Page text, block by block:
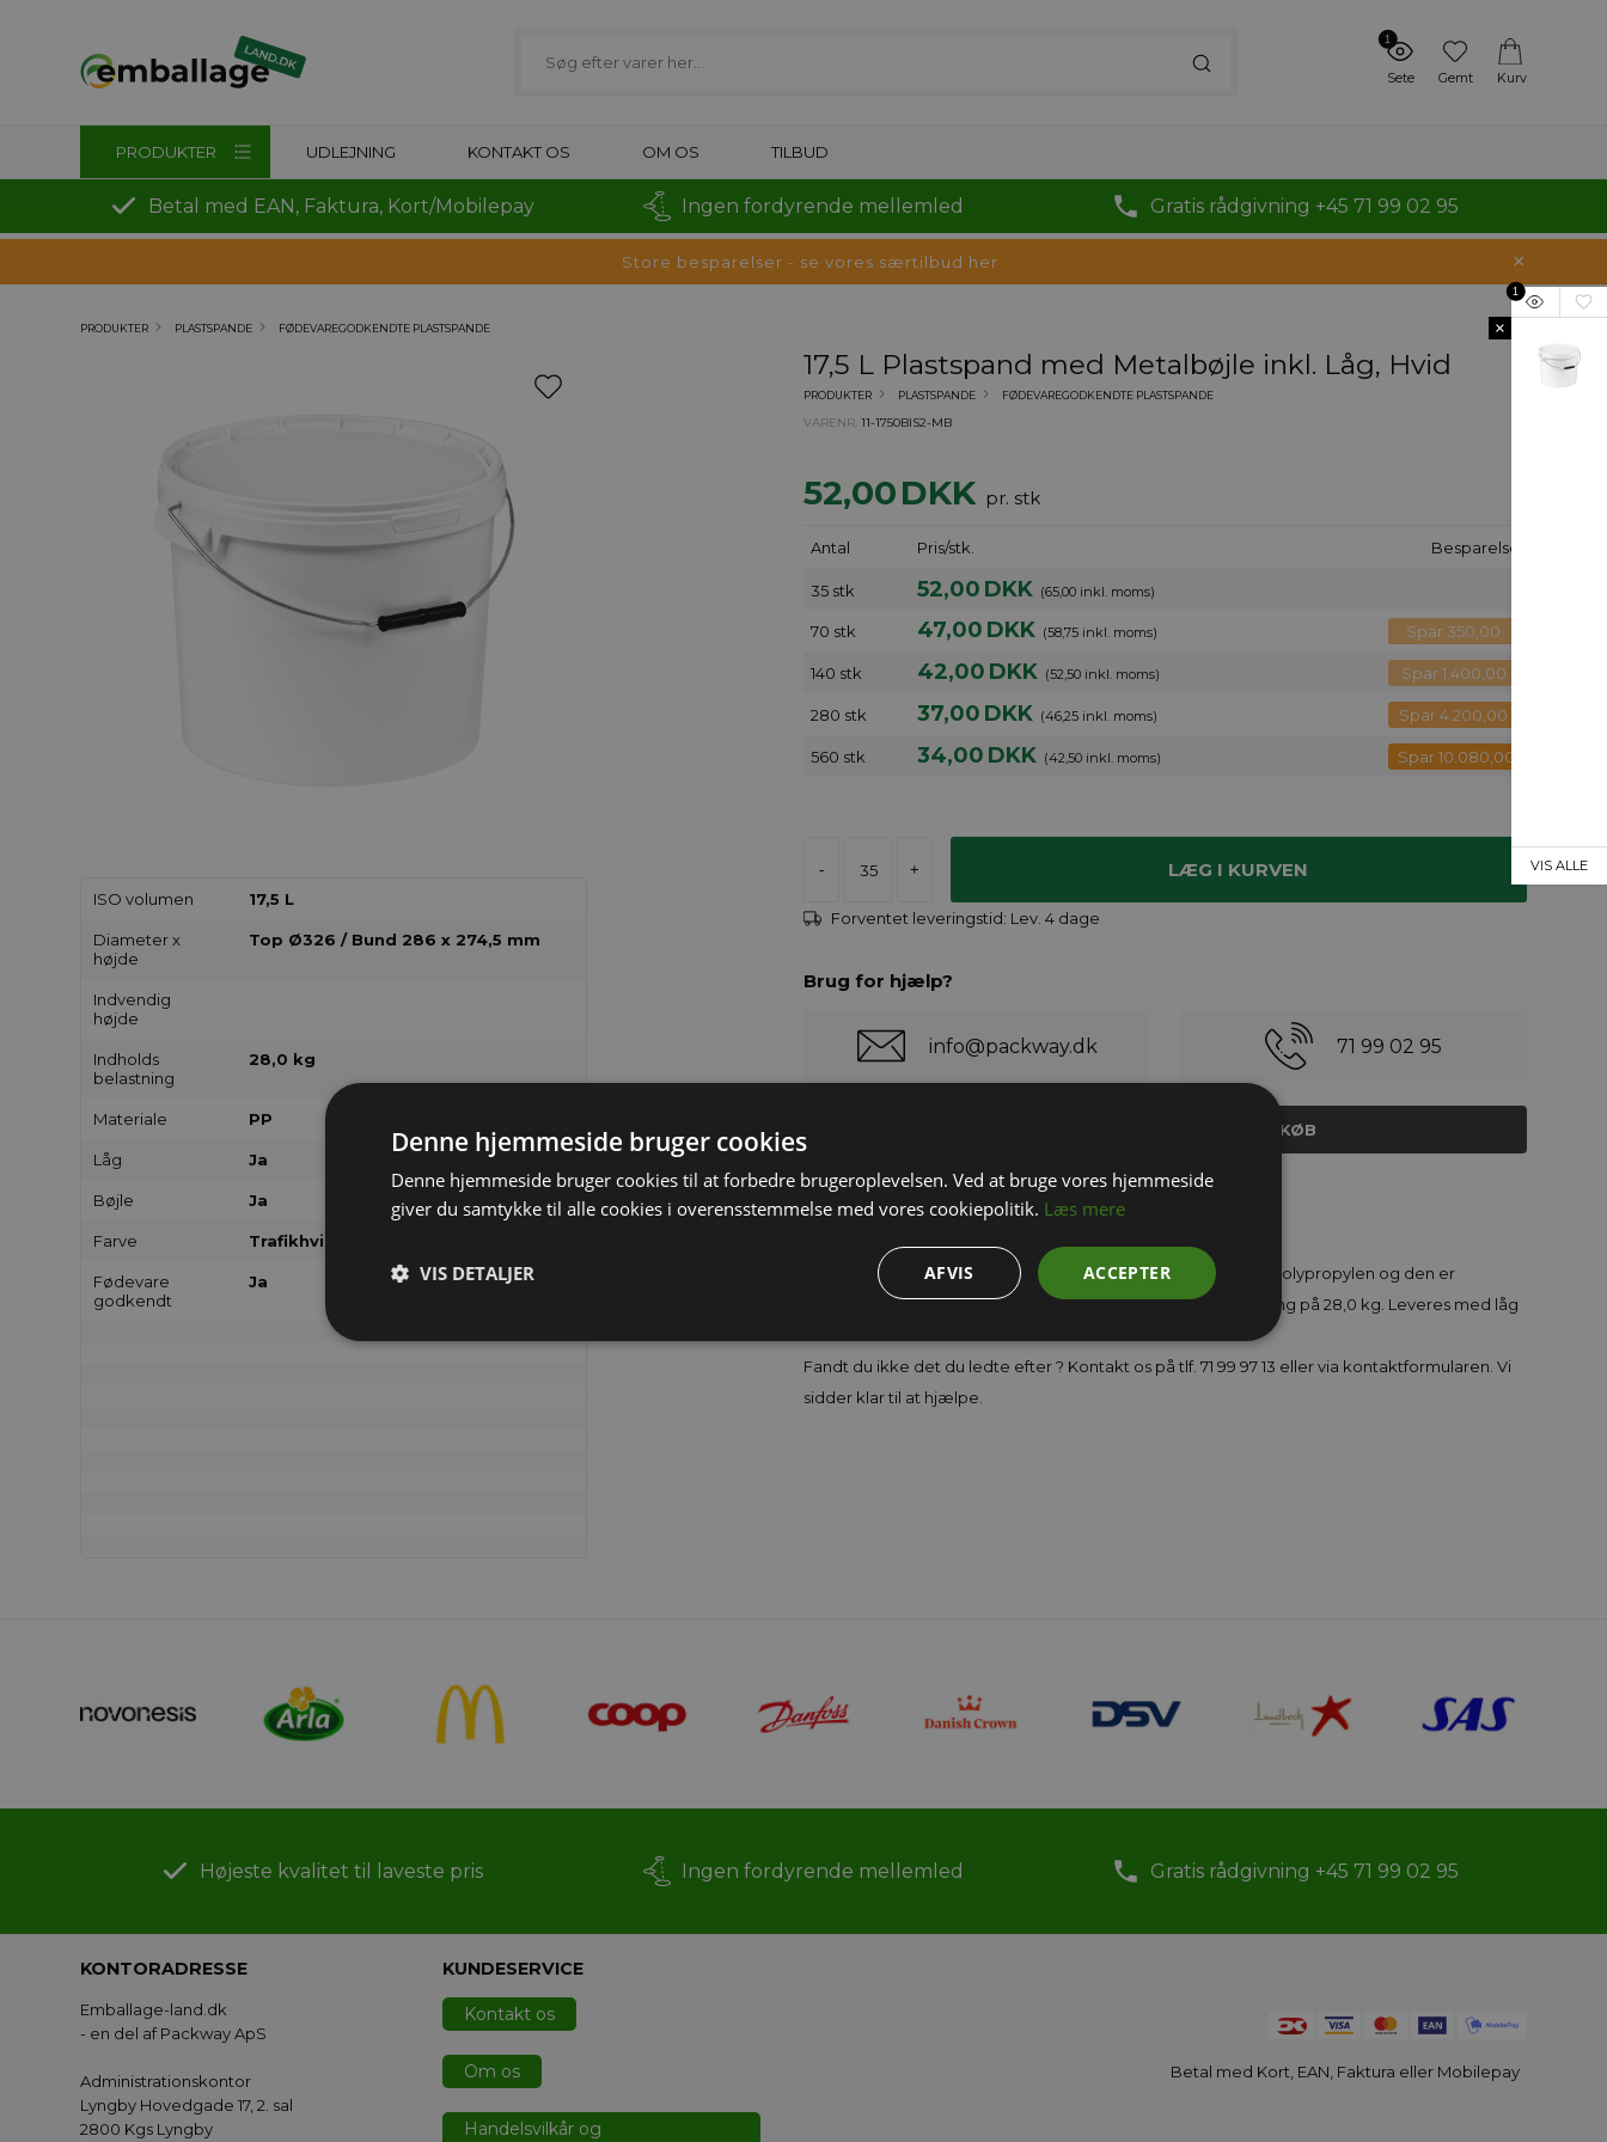
1
Sete Gemt Kurv
PRODUKTER UDLEJNING KONTAKT OS OM OS TILBUD
Betal med EAN, Faktura, Kort/Mobilepay Ingen fordyrende mellemled Gratis rådgivning +45 71 99 02 95
Store besparelser - se vores særtilbud her
PRODUKTER PLASTSPANDE FØDEVAREGODKENDTE PLASTSPANDE
ISO volumen 17,5 L
Diameter x
højde
Top Ø326 / Bund 286 x 274,5 mm
Indvendig
højde
Indholds
belastning
28,0 kg
Materiale PP
Låg Ja
Bøjle Ja
Farve Trafikhvid - ligner RAL 9025
Fødevare
godkendt
Ja
17,5 L Plastspand med Metalbøjle inkl. Låg, Hvid
PRODUKTER PLASTSPANDE FØDEVAREGODKENDTE PLASTSPANDE
VARENR. 11-1750BIS2-MB
52,00DKK pr. stk
Antal Pris/stk. Besparelse
35 stk 52,00 DKK (65,00 inkl. moms)
70 stk 47,00 DKK (58,75 inkl. moms) Spar 350,00
140 stk 42,00 DKK (52,50 inkl. moms) Spar 1.400,00
280 stk 37,00 DKK (46,25 inkl. moms) Spar 4.200,00
560 stk 34,00 DKK (42,50 inkl. moms) Spar 10.080,00
- +
Forventet leveringstid: Lev. 4 dage
Brug for hjælp?
info@packway.dk 71 99 02 95
INDHENT TILBUD PÅ STORKØB
Fødevaregodkendt rund plastspand PP, Trafikhvid
Hvid 17,5 L plastspand med låg. Spanden er lavet i materialet polypropylen og den er
godkendt til fødevarer. Plastspanden har en indholdsbelastning på 28,0 kg. Leveres med låg
Fandt du ikke det du ledte efter ? Kontakt os på tlf. 71 99 97 13 eller via kontaktformularen. Vi
sidder klar til at hjælpe.
Højeste kvalitet til laveste pris Ingen fordyrende mellemled Gratis rådgivning +45 71 99 02 95
KONTORADRESSE
Emballage-land.dk
- en del af Packway ApS
Administrationskontor
Lyngby Hovedgade 17, 2. sal
2800 Kgs Lyngby
KUNDESERVICE
Kontakt os
Om os
Handelsvilkår og
Betal med Kort, EAN, Faktura eller Mobilepay
1
×
VIS ALLE
Denne hjemmeside bruger cookies
Denne hjemmeside bruger cookies til at forbedre brugeroplevelsen. Ved at bruge vores hjemmeside
giver du samtykke til alle cookies i overensstemmelse med vores cookiepolitik. Læs mere
ACCEPTER
AFVIS
VIS DETALJER